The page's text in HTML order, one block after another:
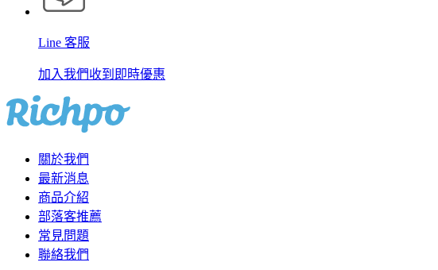
Line 客服
加入我們收到即時優惠
關於我們
最新消息
商品介紹
部落客推薦
常見問題
聯絡我們